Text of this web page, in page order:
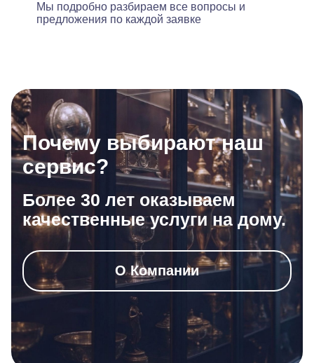
Мы подробно разбираем все вопросы и
предложения по каждой заявке
Почему выбирают наш
сервис?
Более 30 лет оказываем
качественные услуги на дому.
О Компании